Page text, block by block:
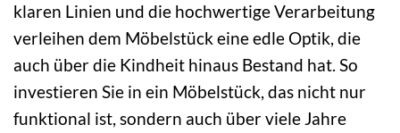
klaren Linien und die hochwertige Verarbeitung
verleihen dem Möbelstück eine edle Optik, die
auch über die Kindheit hinaus Bestand hat. So
investieren Sie in ein Möbelstück, das nicht nur
funktional ist, sondern auch über viele Jahre